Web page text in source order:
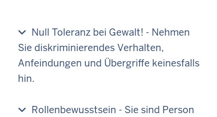
Null Toleranz bei Gewalt! - Nehmen
Sie diskriminierendes Verhalten,
Anfeindungen und Übergriffe keinesfalls
hin.
Rollenbewusstsein - Sie sind Person